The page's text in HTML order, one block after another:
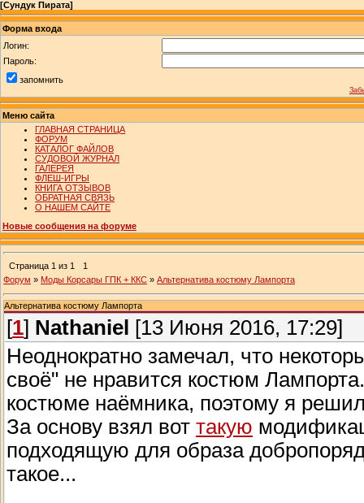
[Сундук Пирата]
Форма входа
Логин:
Пароль:
запомнить
Меню сайта
ГЛАВНАЯ СТРАНИЦА
ФОРУМ
КАТАЛОГ ФАЙЛОВ
СУДОВОЙ ЖУРНАЛ
ГАЛЕРЕЯ
ФЛЕШ-ИГРЫ
КНИГА ОТЗЫВОВ
ОБРАТНАЯ СВЯЗЬ
О НАШЕМ САЙТЕ
Новые сообщения на форуме
Страница 1 из 1
1
Форум » Моды Корсары ГПК + ККС » Альтернатива костюму Лампорта
Альтернатива костюму Лампорта
[1] Nathaniel
[13 Июня 2016, 17:29]
Неоднократно замечал, что
своё" не нравится костюм
костюме наёмника, поэтому я
За основу взял вот такую
подходящую для образа
такое...